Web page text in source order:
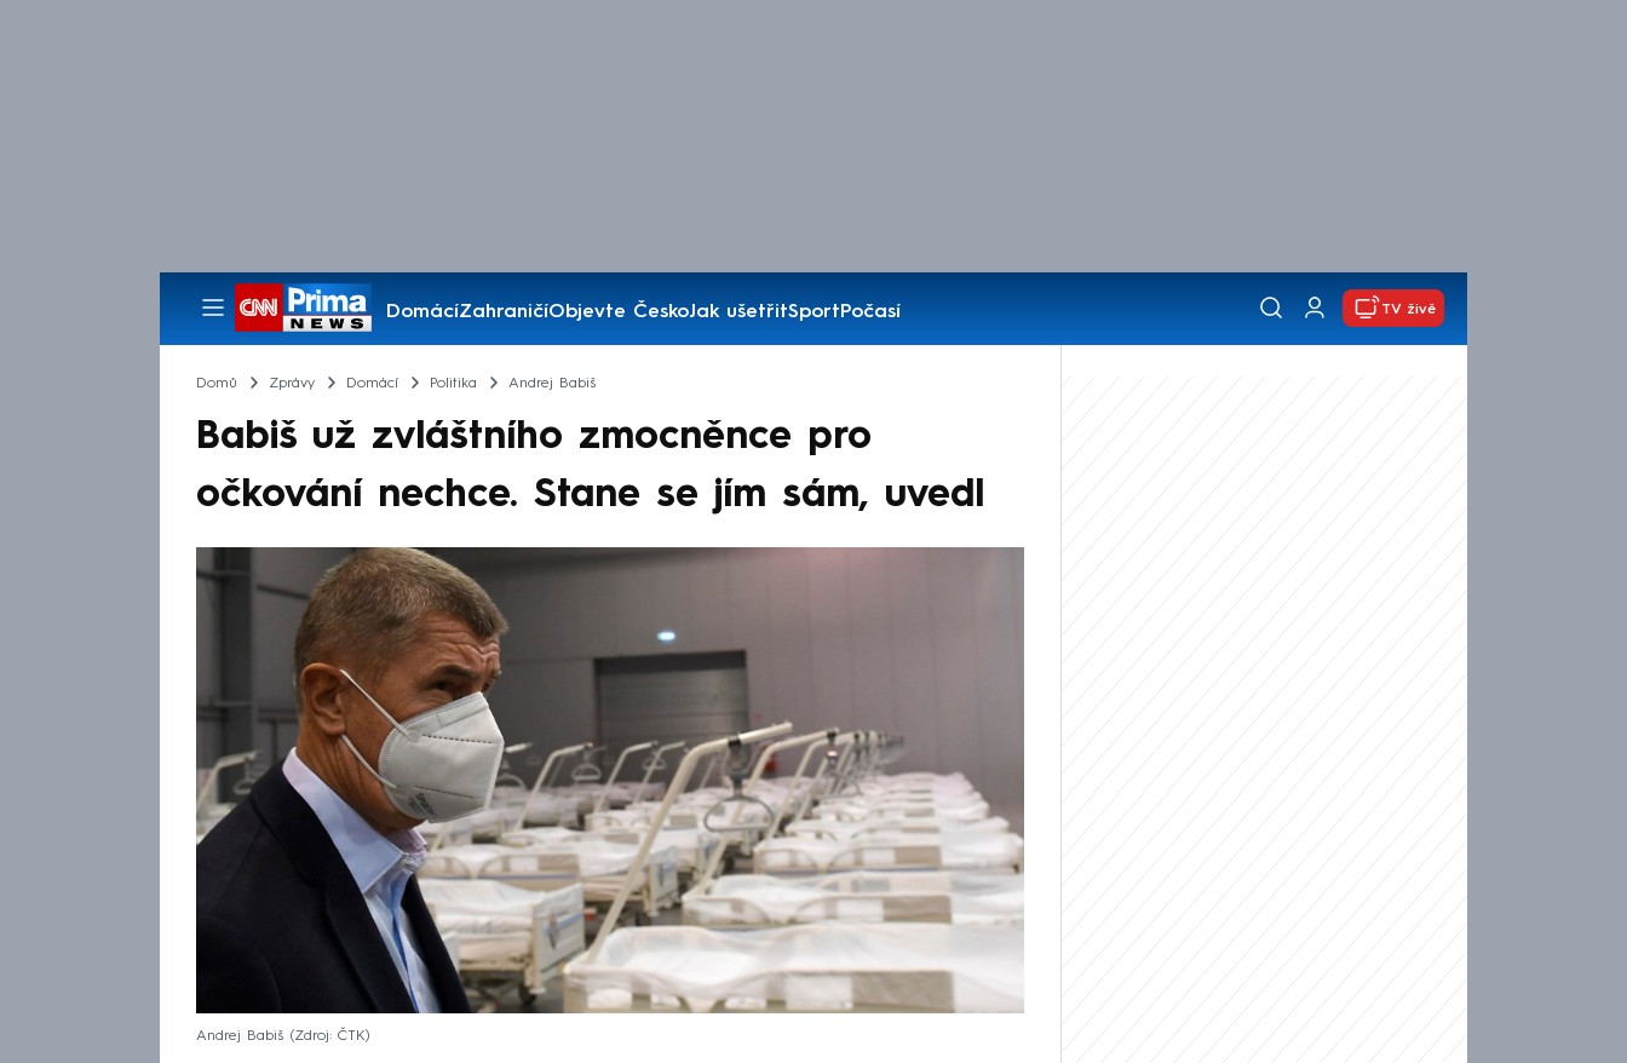
DomácíZahraničíObjevte ČeskoJak ušetřitSportPočasí
Pořady
TV živě
Domů Zprávy Domácí Politika Andrej Babiš
Babiš už zvláštního zmocněnce pro
očkování nechce. Stane se jím sám, uvedl
Andrej Babiš Zdroj: ČTK